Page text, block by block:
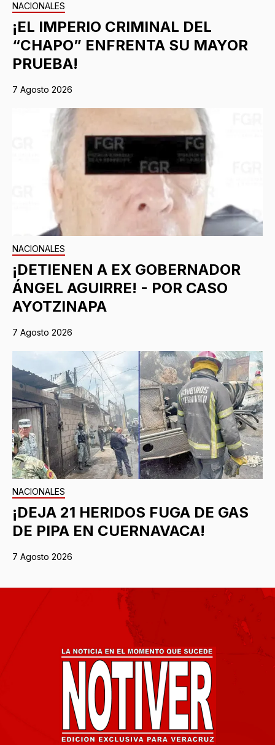
NACIONALES
¡EL IMPERIO CRIMINAL DEL
“CHAPO” ENFRENTA SU MAYOR
PRUEBA!
7 Agosto 2026
NACIONALES
¡DETIENEN A EX GOBERNADOR
ÁNGEL AGUIRRE! - POR CASO
AYOTZINAPA
7 Agosto 2026
NACIONALES
¡DEJA 21 HERIDOS FUGA DE GAS
DE PIPA EN CUERNAVACA!
7 Agosto 2026